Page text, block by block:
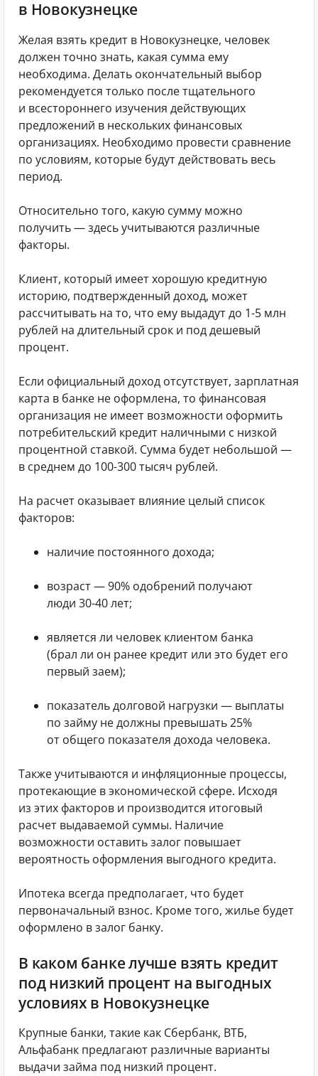
в Новокузнецке
Желая взять кредит в Новокузнецке, человек
должен точно знать, какая сумма ему
необходима. Делать окончательный выбор
рекомендуется только после тщательного
и всестороннего изучения действующих
предложений в нескольких финансовых
организациях. Необходимо провести сравнение
по условиям, которые будут действовать весь
период.
Относительно того, какую сумму можно
получить — здесь учитываются различные
факторы.
Клиент, который имеет хорошую кредитную
историю, подтвержденный доход, может
рассчитывать на то, что ему выдадут до 1-5 млн
рублей на длительный срок и под дешевый
процент.
Если официальный доход отсутствует, зарплатная
карта в банке не оформлена, то финансовая
организация не имеет возможности оформить
потребительский кредит наличными с низкой
процентной ставкой. Сумма будет небольшой —
в среднем до 100-300 тысяч рублей.
На расчет оказывает влияние целый список
факторов:
наличие постоянного дохода;
возраст — 90% одобрений получают
люди 30-40 лет;
является ли человек клиентом банка
(брал ли он ранее кредит или это будет его
первый заем);
показатель долговой нагрузки — выплаты
по займу не должны превышать 25%
от общего показателя дохода человека.
Также учитываются и инфляционные процессы,
протекающие в экономической сфере. Исходя
из этих факторов и производится итоговый
расчет выдаваемой суммы. Наличие
возможности оставить залог повышает
вероятность оформления выгодного кредита.
Ипотека всегда предполагает, что будет
первоначальный взнос. Кроме того, жилье будет
оформлено в залог банку.
В каком банке лучше взять кредит
под низкий процент на выгодных
условиях в Новокузнецке
Крупные банки, такие как Сбербанк, ВТБ,
Альфабанк предлагают различные варианты
выдачи займа под низкий процент.